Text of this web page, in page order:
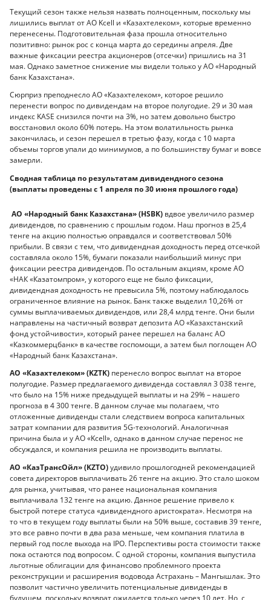
Текущий сезон также нельзя назвать полноценным, поскольку мы
лишились выплат от АО Kcell и «Казахтелеком», которые временно
перенесены. Подготовительная фаза прошла относительно
позитивно: рынок рос с конца марта до середины апреля. Две
важные фиксации реестра акционеров (отсечки) пришлись на 31
мая. Однако заметное снижение мы видели только у АО «Народный
банк Казахстана».
Сюрприз преподнесло АО «Казахтелеком», которое решило
перенести вопрос по дивидендам на второе полугодие. 29 и 30 мая
индекс KASE снизился почти на 3%, но затем довольно быстро
восстановил около 60% потерь. На этом волатильность рынка
закончилась, и сезон перешел в третью фазу, когда с 10 марта
объемы торгов упали до минимумов, а по большинству бумаг и вовсе
замерли.
Сводная таблица по результатам дивидендного сезона
(выплаты проведены с 1 апреля по 30 июня прошлого года)
АО «Народный банк Казахстана» (HSBK) вдвое увеличило размер
дивидендов, по сравнению с прошлым годом. Наш прогноз в 25,4
тенге на акцию полностью оправдался и соответствовал 50%
прибыли. В связи с тем, что дивидендная доходность перед отсечкой
составляла около 15%, бумаги показали наибольший минус при
фиксации реестра дивидендов. По остальным акциям, кроме АО
«НАК «Казатомпром», у которого еще не было фиксации,
дивидендная доходность не превысила 5%, поэтому наблюдалось
ограниченное влияние на рынок. Банк также выделил 10,26% от
суммы выплачиваемых дивидендов, или 28,4 млрд тенге. Они были
направлены на частичный возврат депозита АО «Казахстанский
фонд устойчивости», который ранее перешел на баланс АО
«Казкоммерцбанк» в качестве госпомощи, а затем был поглощен АО
«Народный банк Казахстана».
АО «Казахтелеком» (KZTK) перенесло вопрос выплат на второе
полугодие. Размер предлагаемого дивиденда составлял 3 038 тенге,
что было на 15% ниже предыдущей выплаты и на 29% – нашего
прогноза в 4 300 тенге. В данном случае мы полагаем, что
отложенные дивиденды стали следствием вопроса капитальных
затрат компании для развития 5G-технологий. Аналогичная
причина была и у АО «Kcell», однако в данном случае перенос не
обсуждался, и компания решила не производить выплаты.
АО «КазТрансОйл» (KZTO)удивило прошлогодней рекомендацией
совета директоров выплачивать 26 тенге на акцию. Это стало шоком
для рынка, учитывая, что ранее национальная компания
выплачивала 132 тенге на акцию. Данное решение привело к
быстрой потере статуса «дивидендного аристократа». Несмотря на
то что в текущем году выплаты были на 50% выше, составив 39 тенге,
это все равно почти в два раза меньше, чем компания платила в
первый год после выхода на IPO. Перспективы роста стоимости также
пока остаются под вопросом. С одной стороны, компания выпустила
льготные облигации для финансово проблемного проекта
реконструкции и расширения водовода Астрахань – Мангышлак. Это
позволит частично увеличить потенциальные дивиденды в
будущем, поскольку возврат ожидается только через 10 лет. Но, с